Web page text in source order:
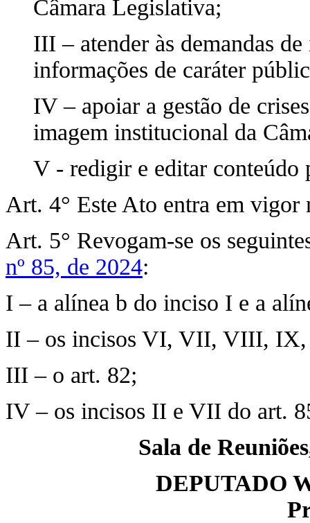
Câmara Legislativa;
III – atender às demandas
informações de caráter
IV – apoiar a gestão de
imagem institucional da
V - redigir e editar conteúdo
Art. 4° Este Ato entra em vigor
Art. 5° Revogam-se os
nº 85, de 2024:
I – a alínea b do inciso I e a
II – os incisos VI, VII, VIII,
III – o art. 82;
IV – os incisos II e VII do art.
Sala de
DEPUTADO